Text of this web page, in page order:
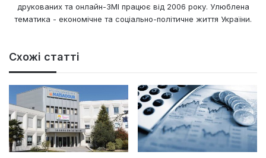
друкованих та онлайн-ЗМІ працює від 2006 року. Улюблена
тематика - економічне та соціально-політичне життя України.
Схожі статті